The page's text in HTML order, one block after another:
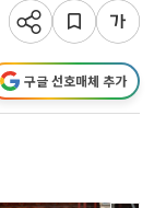
구글 선호매체 추가